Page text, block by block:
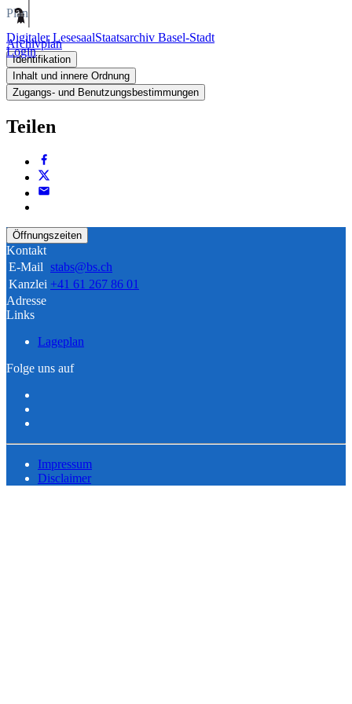
Digitaler LesesaalStaatsarchiv Basel-Stadt
Login
Plan
Archivplan
Identifikation
Inhalt und innere Ordnung
Zugangs- und Benutzungsbestimmungen
Teilen
Öffnungszeiten
Kontakt
E-Mail stabs@bs.ch
Kanzlei +41 61 267 86 01
Adresse
Links
Lageplan
Folge uns auf
Impressum
Disclaimer